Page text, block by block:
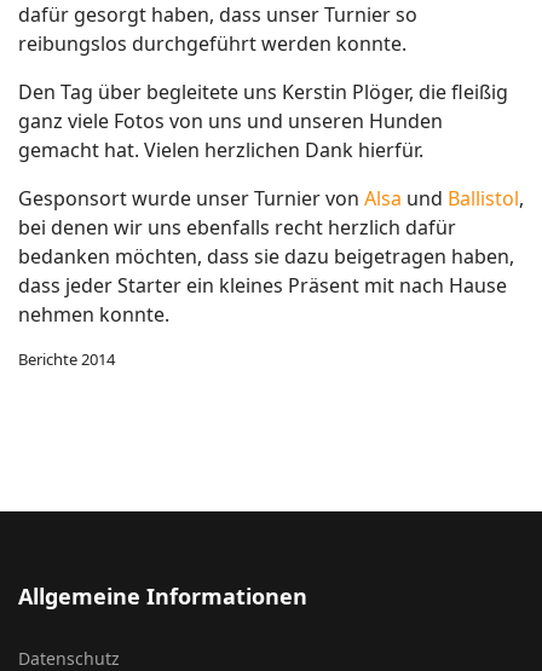
dafür gesorgt haben, dass unser Turnier so
reibungslos durchgeführt werden konnte.
Den Tag über begleitete uns Kerstin Plöger, die fleißig
ganz viele Fotos von uns und unseren Hunden
gemacht hat. Vielen herzlichen Dank hierfür.
Gesponsort wurde unser Turnier von Alsa und Ballistol,
bei denen wir uns ebenfalls recht herzlich dafür
bedanken möchten, dass sie dazu beigetragen haben,
dass jeder Starter ein kleines Präsent mit nach Hause
nehmen konnte.
Berichte 2014
Allgemeine Informationen
Datenschutz